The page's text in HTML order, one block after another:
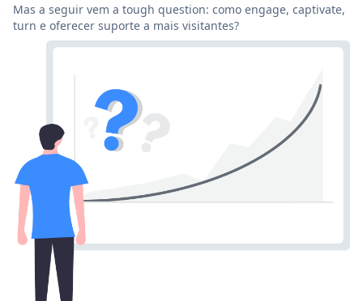
Mas a seguir vem a tough question: como engage, captivate,
turn e oferecer suporte a mais visitantes?